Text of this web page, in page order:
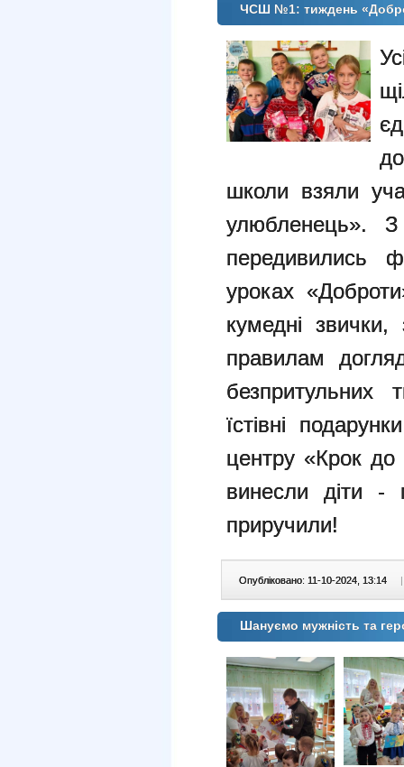
ЧСШ №1: тиждень
школи взяли
улюбленець».
передивились
уроках
кумедні звички,
правилам
безпритульних
їстівні
центру «Крок
винесли діти -
приручили!
Опубліковано: 11-10-2024, 13:14 |
Шануємо мужність та